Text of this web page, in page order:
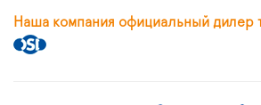
Наша компания официальный дилер